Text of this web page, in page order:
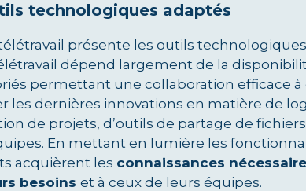
technologiques adaptés
présente les outils
dépend largement de la
permettant une collaboration efficace à
les dernières innovations en matière de
de projets, d’outils de partage de
En mettant en lumière les
acquièrent les connaissances
besoins et à ceux de leurs équipes.